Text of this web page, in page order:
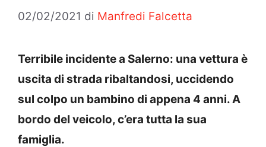
02/02/2021 di Manfredi Falcetta
Terribile incidente a Salerno: una vettura è
uscita di strada ribaltandosi, uccidendo
sul colpo un bambino di appena 4 anni. A
bordo del veicolo, c’era tutta la sua
famiglia.